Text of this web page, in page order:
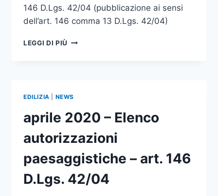
146 D.Lgs. 42/04 (pubblicazione ai sensi
dell’art. 146 comma 13 D.Lgs. 42/04)
LEGGI DI PIÙ MAGGIO
ART.
146
42/04
EDILIZIA NEWS
aprile 2020 – Elenco
autorizzazioni
paesaggistiche – art. 146
D.Lgs. 42/04